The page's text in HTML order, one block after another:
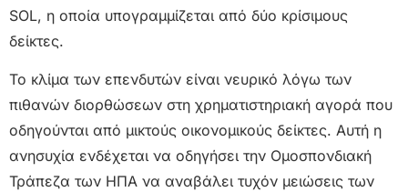
SOL, η οποία υπογραμμίζεται από δύο κρίσιμους
δείκτες.
Το κλίμα των επενδυτών είναι νευρικό λόγω των
πιθανών διορθώσεων στη χρηματιστηριακή αγορά που
οδηγούνται από μικτούς οικονομικούς δείκτες. Αυτή η
ανησυχία ενδέχεται να οδηγήσει την Ομοσπονδιακή
Τράπεζα των ΗΠΑ να αναβάλει τυχόν μειώσεις των